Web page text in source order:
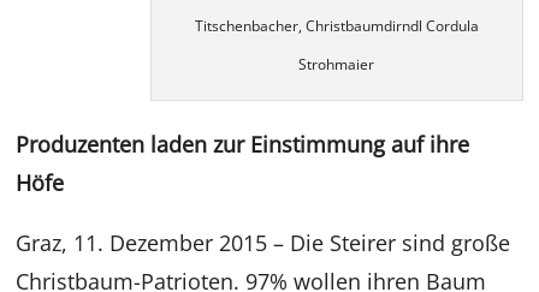
Titschenbacher, Christbaumdirndl Cordula
Strohmaier
Produzenten laden zur Einstimmung auf ihre
Höfe
Graz, 11. Dezember 2015 – Die Steirer sind große
Christbaum-Patrioten. 97% wollen ihren Baum